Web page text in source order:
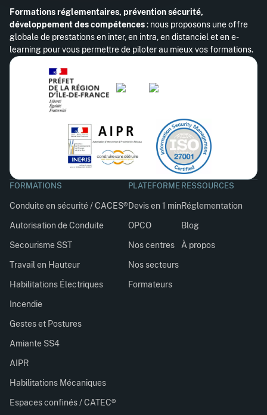
Formations réglementaires, prévention sécurité,
développement des compétences: nous proposons une offre
globale de prestations en inter, en intra, en distanciel et en e-
learning pour vous permettre de piloter au mieux vos formations.
FORMATIONS
Conduite en sécurité / CACES®
Autorisation de Conduite
Secourisme SST
Travail en Hauteur
Habilitations Électriques
Incendie
Gestes et Postures
Amiante SS4
AIPR
Habilitations Mécaniques
Espaces confinés / CATEC®
PLATEFORME
Devis en 1 min
OPCO
Nos centres
Nos secteurs
Formateurs
RESSOURCES
Réglementation
Blog
À propos